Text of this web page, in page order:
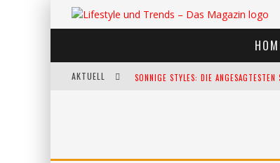
AKTUELL SONNIGE STYLES: DIE